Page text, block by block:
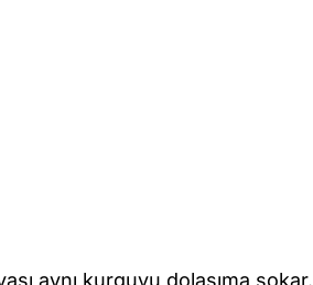
aynı kurguyu dolaşıma sokar.